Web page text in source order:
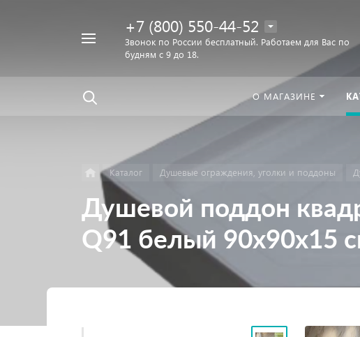
+7 (800) 550-44-52
Звонок по России бесплатный. Работаем для Вас по
будням с 9 до 18.
О МАГАЗИНЕ
Каталог Душевые ограждения, уголки и поддоны
Душевой поддон
Q91 белый 90х90х15